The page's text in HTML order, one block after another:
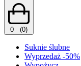
0 (0)
Suknie ślubne
Wyprzedaż -50%